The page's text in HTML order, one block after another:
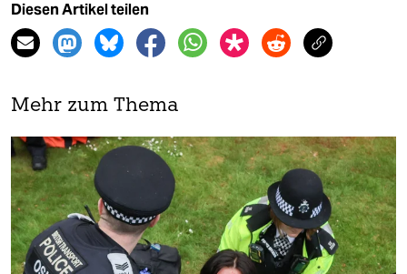
Diesen Artikel teilen
Mehr zum Thema